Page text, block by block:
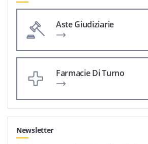
Aste Giudiziarie
Farmacie Di Turno
Newsletter